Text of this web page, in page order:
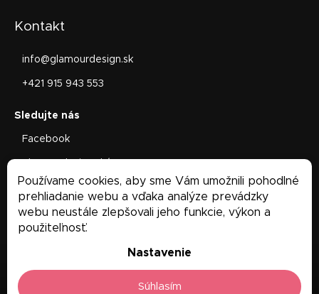
Používame cookies, aby sme Vám umožnili pohodlné
prehliadanie webu a vďaka analýze prevádzky
webu neustále zlepšovali jeho funkcie, výkon a
použiteľnosť.
Nastavenie
Súhlasím
Kontakt
info@glamourdesign.sk
+421 915 943 553
Facebook
Facebook